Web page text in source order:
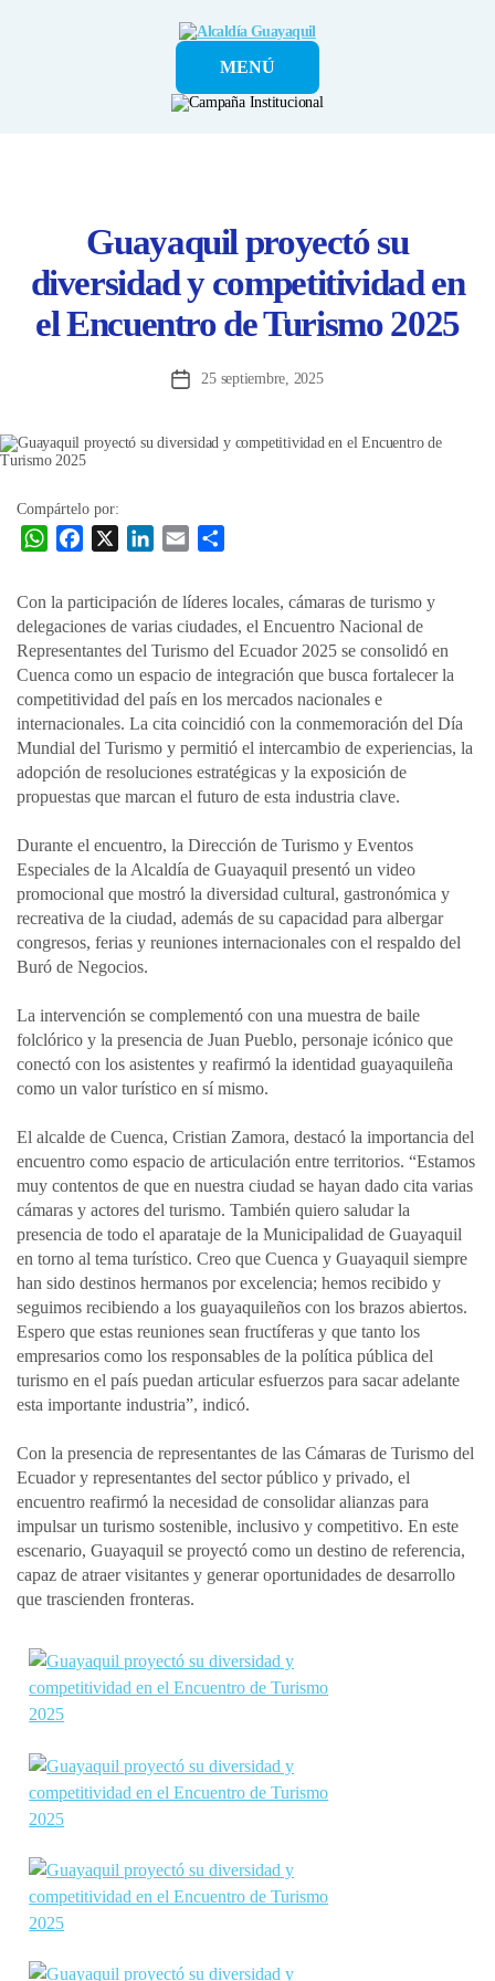
Alcaldía
GuayaquilMENÚ
Guayaquil proyectó su
diversidad y competitividad en
el Encuentro de Turismo 2025
Fecha
entrada
25 septiembre, 2025
Compártelo por:
W
s
A
p
p
b
o
o
k
k
e
d
I
n
a
l
a
r
t
i
r
Con la participación de líderes locales, cámaras de turismo y
delegaciones de varias ciudades, el Encuentro Nacional de
Representantes del Turismo del Ecuador 2025 se consolidó en
Cuenca como un espacio de integración que busca fortalecer la
competitividad del país en los mercados nacionales e
internacionales. La cita coincidió con la conmemoración del Día
Mundial del Turismo y permitió el intercambio de experiencias, la
adopción de resoluciones estratégicas y la exposición de
propuestas que marcan el futuro de esta industria clave.
Durante el encuentro, la Dirección de Turismo y Eventos
Especiales de la Alcaldía de Guayaquil presentó un video
promocional que mostró la diversidad cultural, gastronómica y
recreativa de la ciudad, además de su capacidad para albergar
congresos, ferias y reuniones internacionales con el respaldo del
Buró de Negocios.
La intervención se complementó con una muestra de baile
folclórico y la presencia de Juan Pueblo, personaje icónico que
conectó con los asistentes y reafirmó la identidad guayaquileña
como un valor turístico en sí mismo.
El alcalde de Cuenca, Cristian Zamora, destacó la importancia del
encuentro como espacio de articulación entre territorios. “Estamos
muy contentos de que en nuestra ciudad se hayan dado cita varias
cámaras y actores del turismo. También quiero saludar la
presencia de todo el aparataje de la Municipalidad de Guayaquil
en torno al tema turístico. Creo que Cuenca y Guayaquil siempre
han sido destinos hermanos por excelencia; hemos recibido y
seguimos recibiendo a los guayaquileños con los brazos abiertos.
Espero que estas reuniones sean fructíferas y que tanto los
empresarios como los responsables de la política pública del
turismo en el país puedan articular esfuerzos para sacar adelante
esta importante industria”, indicó.
Con la presencia de representantes de las Cámaras de Turismo del
Ecuador y representantes del sector público y privado, el
encuentro reafirmó la necesidad de consolidar alianzas para
impulsar un turismo sostenible, inclusivo y competitivo. En este
escenario, Guayaquil se proyectó como un destino de referencia,
capaz de atraer visitantes y generar oportunidades de desarrollo
que trascienden fronteras.